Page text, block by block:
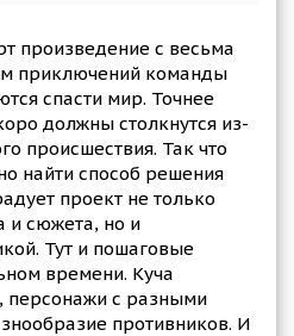
произведение с весьма
приключений команды
спасти мир. Точнее
должны столкнутся из-
происшествия. Так что
найти способ решения
проект не только
и сюжета, но и
Тут и пошаговые
времени. Куча
персонажи с разными
противников. И